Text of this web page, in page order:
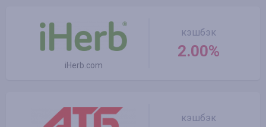
iHerb.com
кэшбэк
2.00%
кэшбэк